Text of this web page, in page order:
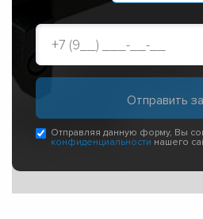
Отправляя данную форму, Вы
конфиденциальности нашего